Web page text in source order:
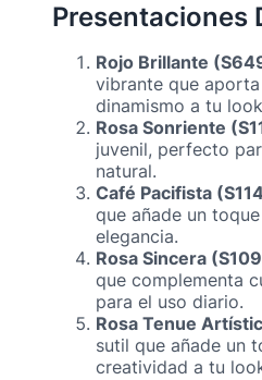
Presentaciones
Rojo Brillante
vibrante que
dinamismo a tu
Rosa Sonriente
juvenil, perfecto
natural.
Café Pacifista
que añade un
elegancia.
Rosa Sincera
que complementa
para el uso diario.
Rosa Tenue
sutil que añade un
creatividad a tu